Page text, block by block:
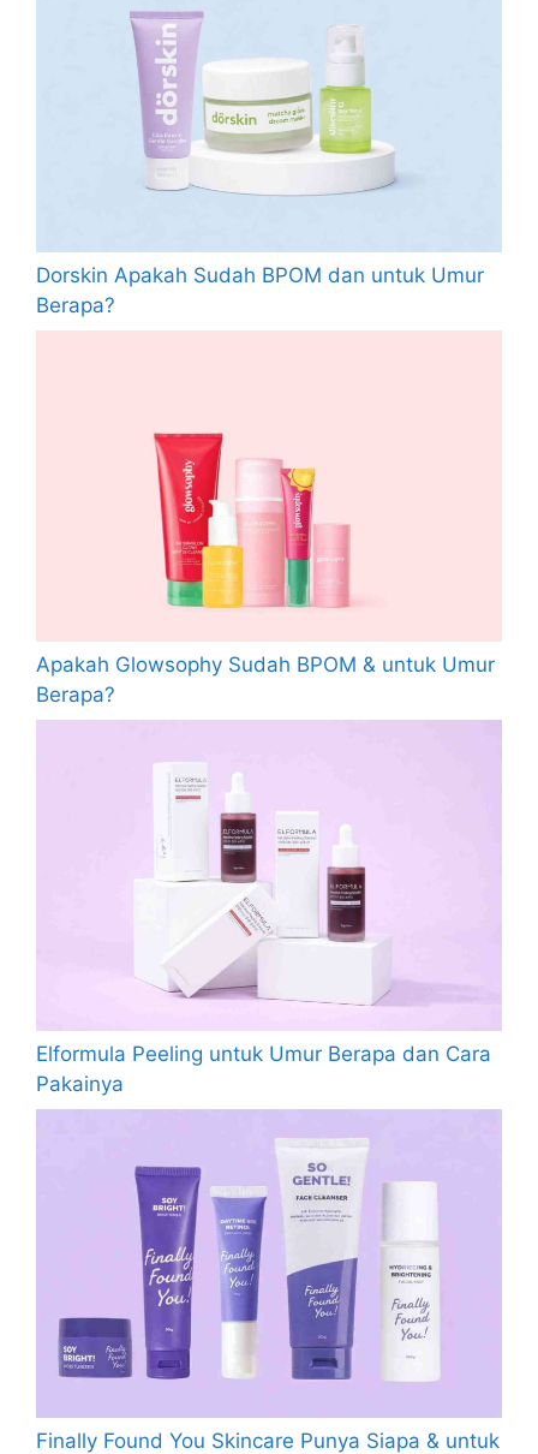
Dorskin Apakah Sudah BPOM dan untuk Umur
Berapa?
Apakah Glowsophy Sudah BPOM & untuk Umur
Berapa?
Elformula Peeling untuk Umur Berapa dan Cara
Pakainya
Finally Found You Skincare Punya Siapa & untuk